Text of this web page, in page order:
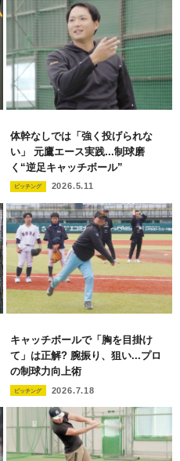
体幹なしでは「強く投げられな
い」 元鷹エース実践...制球磨
く“逆足キャッチボール”
ピッチング 2026.5.11
キャッチボールで「胸を目掛け
て」は正解? 腕振り、狙い...プロ
の制球力向上術
ピッチング 2026.7.18